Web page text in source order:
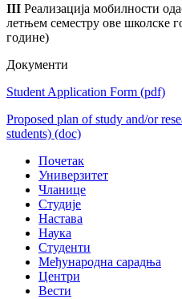
III Реализација мобилности
летњем семестру ове школске
године)
Документи
Student Application Form (pdf)
Proposed plan of study and/or
students) (doc)
Почетак
Универзитет
Чланице
Студије
Настава
Наука
Студенти
Међународна сарадња
Центри
Вести